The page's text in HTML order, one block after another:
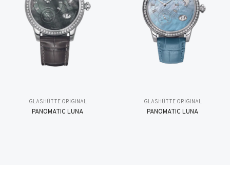
GLASHÜTTE ORIGINAL
PANOMATIC LUNA
GLASHÜTTE ORIGINAL
PANOMATIC LUNA